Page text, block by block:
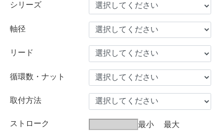
シリーズ
軸径
リード
循環数・ナット
取付方法
ストローク 最小 最大